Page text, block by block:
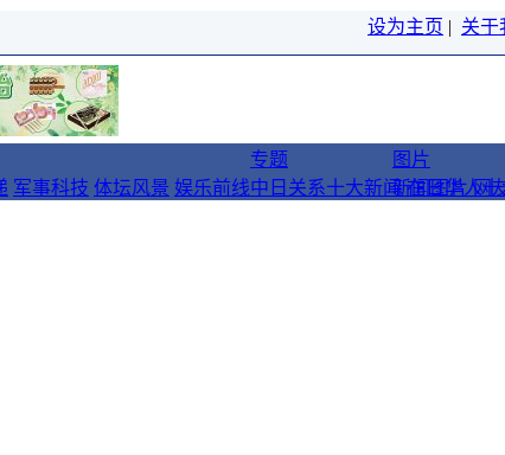
设为主页 | 关于
军事科技 体坛风景 娱乐前线
专题
中日关系十大新闻 在日华人
图片
新闻图片 网